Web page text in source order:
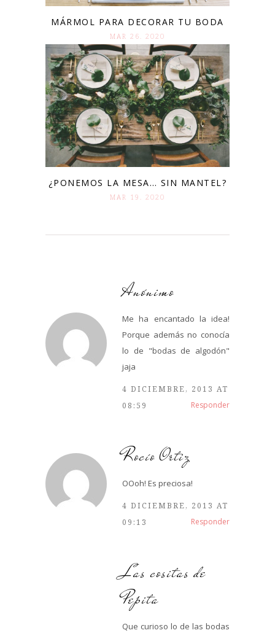
MÁRMOL PARA DECORAR TU BODA
MAR 26. 2020
¿PONEMOS LA MESA… SIN MANTEL?
MAR 19. 2020
Anónimo
Me ha encantado la idea!
Porque además no conocía
lo de "bodas de algodón"
jaja
4 DICIEMBRE, 2013 AT
08:59
Responder
Rocío Ortiz
OOoh! Es preciosa!
4 DICIEMBRE, 2013 AT
09:13
Responder
Las cositas de
Pepita
Que curioso lo de las bodas